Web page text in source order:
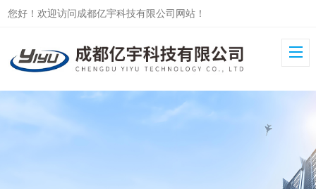
您好！欢迎访问成都亿宇科技有限公司网站！